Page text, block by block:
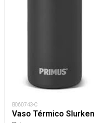
B060743-C
Vaso Térmico Slurken